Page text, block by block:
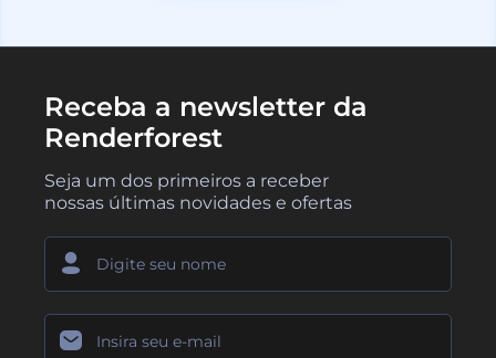
Receba a newsletter da
Renderforest
Seja um dos primeiros a receber
nossas últimas novidades e ofertas